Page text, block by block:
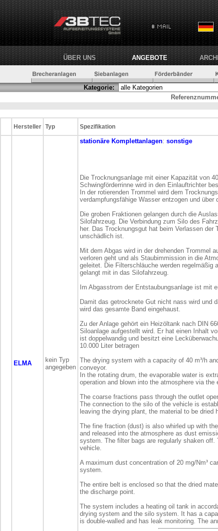
ÜBER UNS ANGEBOTE
Kategorie:
Hersteller Typ Spezifikation
ELMA
kein Typ
angegeben
stationäre Komplettanlagen: sonstige
Die Trocknungsanlage mit einer Kapazität von
Schwingförderrinne wird in den Einlauftrichter
In der rotierenden Trommel wird dem
verdampfungsfähige Wasser entzogen und
Die groben Fraktionen gelangen durch die
Silofahrzeug. Die Verbindung zum Silo des
her. Das Trocknungsgut hat beim Verlassen der
unschädlich ist.
Mit dem Abgas wird in der drehenden Trommel
verloren geht und als Staubimmission in die
geleitet. Die Filterschläuche werden regelmäßig
gelangt mit in das Silofahrzeug.
Im Abgasstrom der Entstaubungsanlage ist mit
Damit das getrocknete Gut nicht nass wird und
wird das gesamte Band eingehaust.
Zu der Anlage gehört ein Heizöltank nach DIN
Siloanlage aufgestellt wird. Er hat einen Inhalt
ist doppelwandig und besitzt eine
10.000 Liter betragen
The drying system with a capacity of 40 m³/h
conveyor.
In the rotating drum, the evaporable water is
operation and blown into the atmosphere via the
The coarse fractions pass through the outlet
The connection to the silo of the vehicle is
leaving the drying plant, the material to be
The fine fraction (dust) is also whirled up with
and released into the atmosphere as dust
system. The filter bags are regularly shaken
vehicle.
A maximum dust concentration of 20 mg/Nm³
system.
The entire belt is enclosed so that the dried
the discharge point.
The system includes a heating oil tank in
drying system and the silo system. It has a
is double-walled and has leak monitoring. The